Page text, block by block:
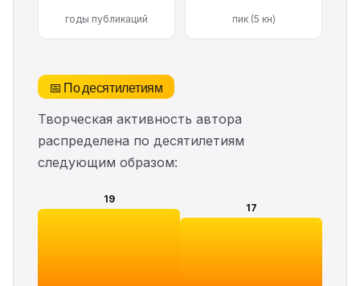
годы публикаций пик (5 кн)
📅 По десятилетиям
Творческая активность автора
распределена по десятилетиям
следующим образом:
19
17